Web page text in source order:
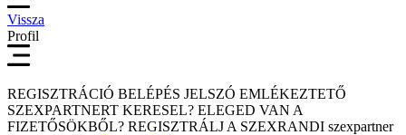
Vissza
Profil
REGISZTRÁCIÓ BELÉPÉS JELSZÓ EMLÉKEZTETŐ
SZEXPARTNERT KERESEL? ELEGED VAN A
FIZETŐSÖKBŐL? REGISZTRÁLJ A SZEXRANDI szexpartner